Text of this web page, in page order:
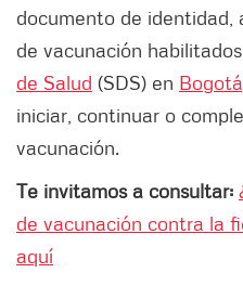
documento de identidad,
de vacunación
de Salud (SDS) en
iniciar, continuar o
vacunación.
Te invitamos a consultar:
de vacunación contra la
aquí